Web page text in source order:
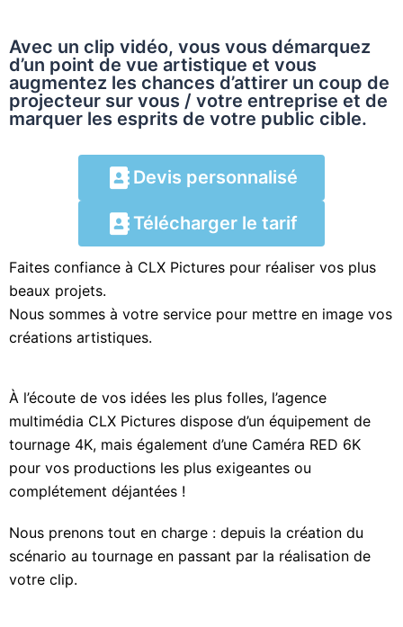
Avec un clip vidéo, vous vous démarquez
d’un point de vue artistique et vous
augmentez les chances d’attirer un coup de
projecteur sur vous / votre entreprise et de
marquer les esprits de votre public cible.
Devis personnalisé
Télécharger le tarif
Faites confiance à CLX Pictures pour réaliser vos plus
beaux projets.
Nous sommes à votre service pour mettre en image vos
créations artistiques.
À l’écoute de vos idées les plus folles, l’agence
multimédia CLX Pictures dispose d’un équipement de
tournage 4K, mais également d’une Caméra RED 6K
pour vos productions les plus exigeantes ou
complétement déjantées !
Nous prenons tout en charge : depuis la création du
scénario au tournage en passant par la réalisation de
votre clip.